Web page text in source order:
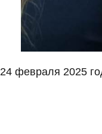
24 февраля 2025